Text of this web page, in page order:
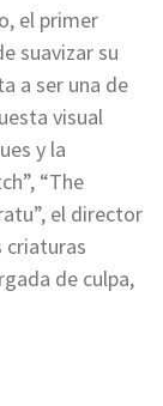
el primer
suavizar su
a ser una de
visual
y la
“The
el director
criaturas
de culpa,